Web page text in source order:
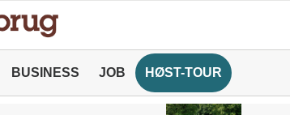
BUSINESS JOB HØST-TOUR